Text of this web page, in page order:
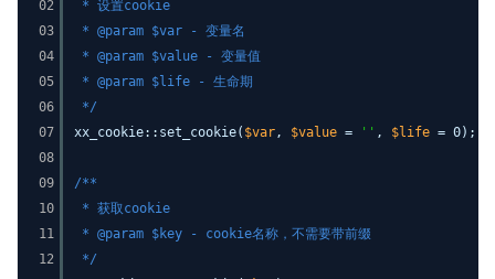
02
03
04
05
06
07
08
09
10
11
12
* 设置cookie
* @param $var - 变量名
* @param $value - 变量值
* @param $life - 生命期
*/
xx_cookie::set_cookie( $var, $value = '' , $life = 0);
/**
* 获取cookie
* @param $key - cookie名称，不需要带前缀
*/